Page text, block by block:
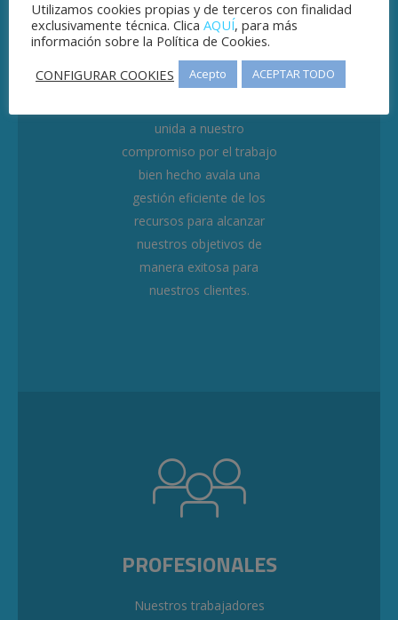
EFICIENCIA
La experiencia acumulada
unida a nuestro
compromiso por el trabajo
bien hecho avala una
gestión eficiente de los
recursos para alcanzar
nuestros objetivos de
manera exitosa para
nuestros clientes.
PROFESIONALES
Nuestros trabajadores
Utilizamos cookies propias y de terceros con finalidad
exclusivamente técnica. Clica AQUÍ, para más
información sobre la Política de Cookies.
CONFIGURAR COOKIES
Acepto ACEPTAR TODO